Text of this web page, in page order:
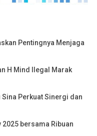
Pentingnya Menjaga
H Mind Ilegal Marak
Sina Perkuat Sinergi dan
bersama Ribuan